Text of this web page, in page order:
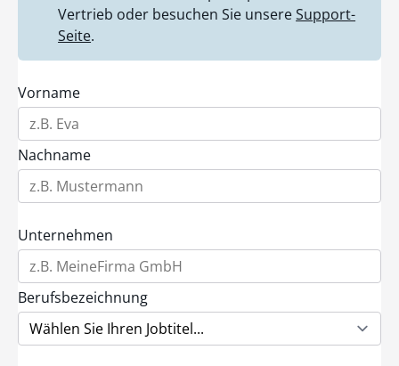
Vertrieb oder besuchen Sie unsereSupport-
Seite.
Vorname
Nachname
Unternehmen
Berufsbezeichnung